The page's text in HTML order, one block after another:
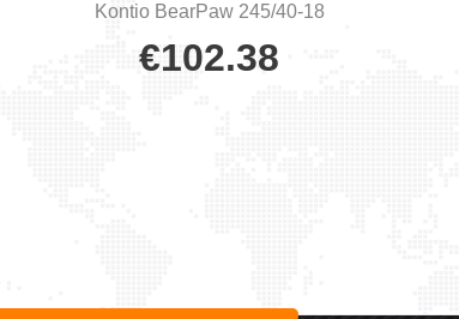
Kontio BearPaw 245/40-18
€102.38